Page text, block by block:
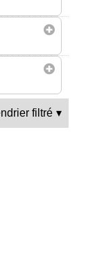
filtré ▾